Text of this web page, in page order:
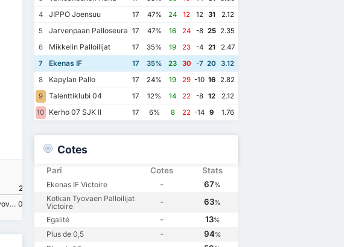
2
Kotkan Tyovaen Palloilijat 0
30/5/2022
Kotkan Tyovaen Palloilijat 1
Ekenas IF
1
25/9/2020
Ekenas IF
01/8/2020
Ekenas IF
4
JIPPO Joensuu 17 47% 24 12 12 31
2.12
5
Jarvenpaan Palloseura 17 47% 16 24 -8 25 2.35
6
Mikkelin Palloilijat 17 35% 19 23 -4 21
2.47
7
Ekenas IF 17 35% 23 30 -7 20 3.12
8
Kapylan Pallo 17 24% 19 29 -10 16
2.82
9
Talenttiklubi 04 17 12% 14 22 -8 12
2.12
10
Kerho 07 SJK II 17 6% 8 22 -14 9 1.76
Cotes
Pari Cotes Stats
Ekenas IF Victoire - 67%
Kotkan Tyovaen Palloilijat
Victoire
- 63%
Egalité - 13%
Plus de 0,5 - 94%